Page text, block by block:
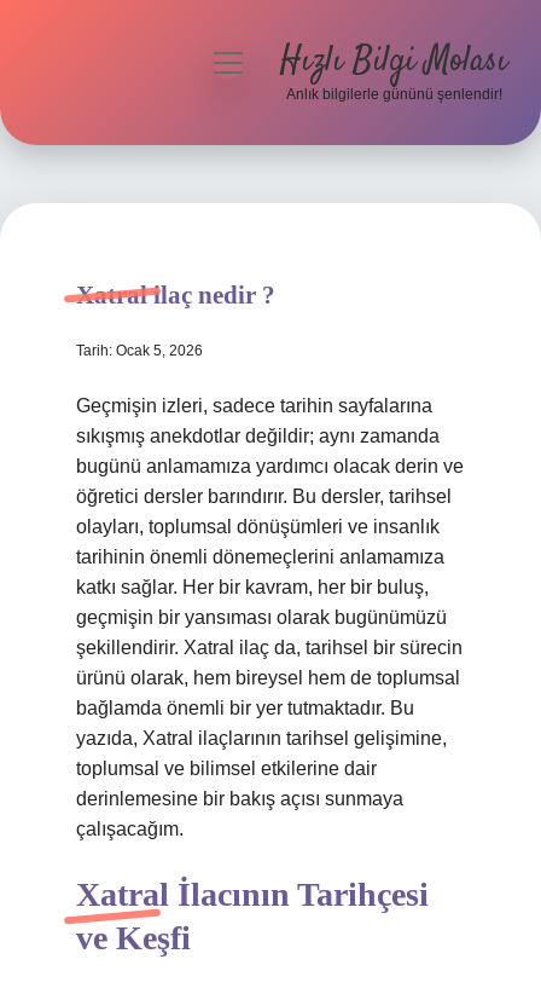
Hakkımızda
menüyüHızlı Bilgi Molası
Anlık bilgilerle gününü şenlendir!
Xatral ilaç nedir ?
Tarih: Ocak 5, 2026
Geçmişin izleri, sadece tarihin sayfalarına
sıkışmış anekdotlar değildir; aynı zamanda
bugünü anlamamıza yardımcı olacak derin ve
öğretici dersler barındırır. Bu dersler, tarihsel
olayları, toplumsal dönüşümleri ve insanlık
tarihinin önemli dönemeçlerini anlamamıza
katkı sağlar. Her bir kavram, her bir buluş,
geçmişin bir yansıması olarak bugünümüzü
şekillendirir. Xatral ilaç da, tarihsel bir sürecin
ürünü olarak, hem bireysel hem de toplumsal
bağlamda önemli bir yer tutmaktadır. Bu
yazıda, Xatral ilaçlarının tarihsel gelişimine,
toplumsal ve bilimsel etkilerine dair
derinlemesine bir bakış açısı sunmaya
çalışacağım.
Xatral İlacının Tarihçesi
ve Keşfi